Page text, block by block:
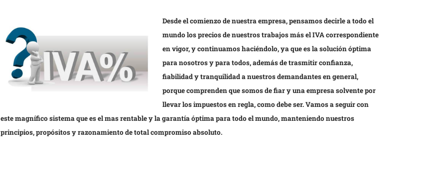
Desde el comienzo de nuestra empresa, pensamos decirle a todo el
mundo los precios de nuestros trabajos más el IVA correspondiente
en vigor, y continuamos haciéndolo, ya que es la solución óptima
para nosotros y para todos, además de trasmitir confianza,
fiabilidad y tranquilidad a nuestros demandantes en general,
porque comprenden que somos de fiar y una empresa solvente por
llevar los impuestos en regla, como debe ser. Vamos a seguir con
este magnífico sistema que es el mas rentable y la garantía óptima para todo el mundo, manteniendo nuestros
principios, propósitos y razonamiento de total compromiso absoluto.